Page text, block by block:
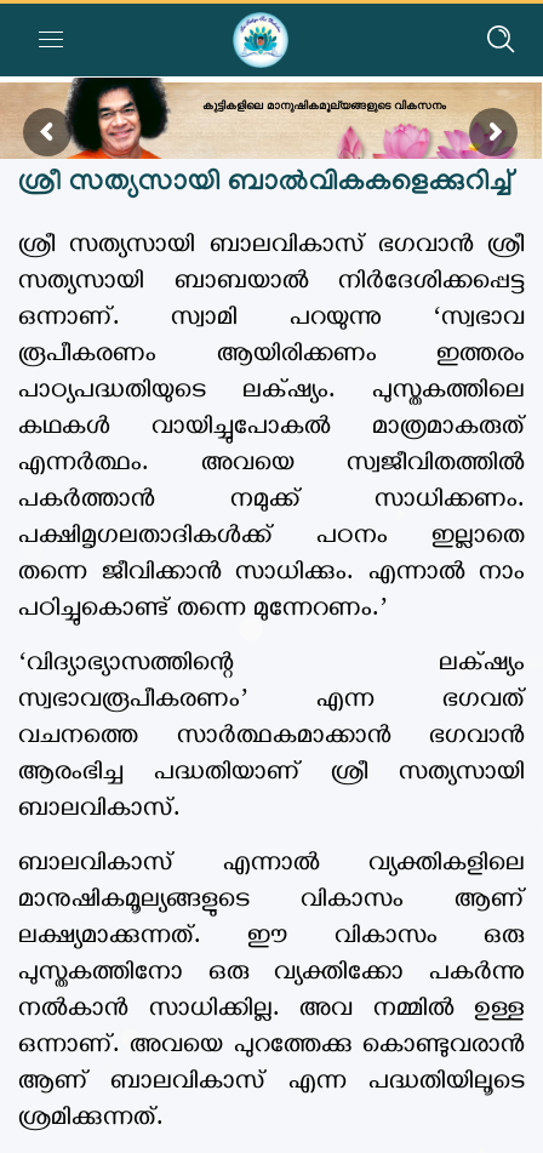
കുട്ടികളിലെ മാനുഷികമൂല്യങ്ങളുടെ വികസനം
ശ്രീ സത്യസായി ബാൽവികകളെക്കുറിച്ച്
ശ്രീ സത്യസായി ബാലവികാസ് ഭഗവാൻ ശ്രീ
സത്യസായി ബാബയാൽ നിർദേശിക്കപ്പെട്ട
ഒന്നാണ്. സ്വാമി പറയുന്നു ‘സ്വഭാവ
രൂപീകരണം ആയിരിക്കണം ഇത്തരം
പാഠ്യപദ്ധതിയുടെ ലക്‌ഷ്യം. പുസ്തകത്തിലെ
കഥകൾ വായിച്ചുപോകൽ മാത്രമാകരുത്
എന്നർത്ഥം. അവയെ സ്വജീവിതത്തിൽ
പകർത്താൻ നമുക്ക് സാധിക്കണം.
പക്ഷിമൃഗലതാദികൾക്ക് പഠനം ഇല്ലാതെ
തന്നെ ജീവിക്കാൻ സാധിക്കും. എന്നാൽ നാം
പഠിച്ചുകൊണ്ട് തന്നെ മുന്നേറണം.’
‘വിദ്യാഭ്യാസത്തിന്റെ ലക്‌ഷ്യം
സ്വഭാവരൂപീകരണം’ എന്ന ഭഗവത്
വചനത്തെ സാർത്ഥകമാക്കാൻ ഭഗവാൻ
ആരംഭിച്ച പദ്ധതിയാണ് ശ്രീ സത്യസായി
ബാലവികാസ്.
ബാലവികാസ് എന്നാൽ വ്യക്തികളിലെ
മാനുഷികമൂല്യങ്ങളുടെ വികാസം ആണ്
ലക്ഷ്യമാക്കുന്നത്. ഈ വികാസം ഒരു
പുസ്തകത്തിനോ ഒരു വ്യക്തിക്കോ പകർന്നു
നൽകാൻ സാധിക്കില്ല. അവ നമ്മിൽ ഉള്ള
ഒന്നാണ്. അവയെ പുറത്തേക്കു കൊണ്ടുവരാൻ
ആണ് ബാലവികാസ് എന്ന പദ്ധതിയിലൂടെ
ശ്രമിക്കുന്നത്.